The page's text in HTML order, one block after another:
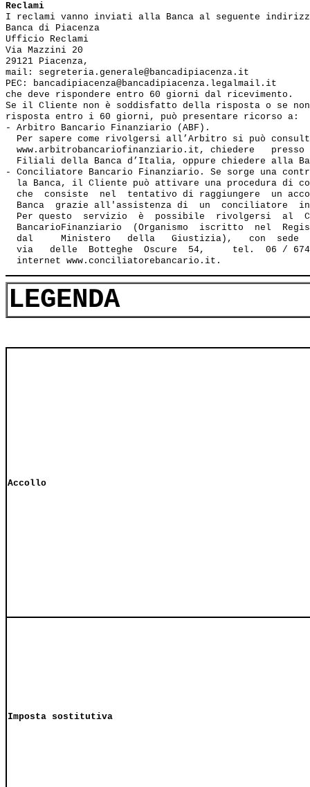
Reclami
I reclami vanno inviati alla Banca al seguente
Banca di Piacenza
Ufficio Reclami
Via Mazzini 20
29121 Piacenza,
mail: segreteria.generale@bancadipiacenza.it
PEC: bancadipiacenza@bancadipiacenza.legalmail.it
che deve rispondere entro 60 giorni dal ricevimento.
Se il Cliente non è soddisfatto della risposta o se
risposta entro i 60 giorni, può presentare ricorso a:
- Arbitro Bancario Finanziario (ABF).
Per sapere come rivolgersi all’Arbitro si può
www.arbitrobancariofinanziario.it, chiedere   presso
Filiali della Banca d’Italia, oppure chiedere alla
- Conciliatore Bancario Finanziario. Se sorge una
la Banca, il Cliente può attivare una procedura di
che  consiste  nel  tentativo di raggiungere  un
Banca  grazie all'assistenza di  un  conciliatore
Per questo  servizio  è  possibile  rivolgersi  al
BancarioFinanziario  (Organismo  iscritto  nel
dal     Ministero   della   Giustizia),   con  sede
via   delle  Botteghe  Oscure  54,     tel.  06 /
LEGENDA
Accollo
Imposta sostitutiva